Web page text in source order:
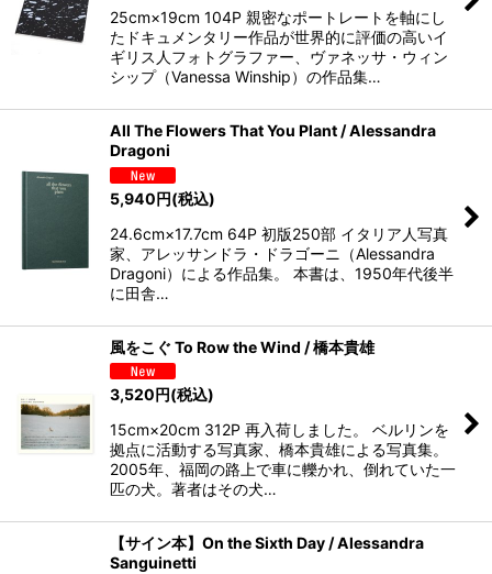
25cm×19cm 104P 親密なポートレートを軸にし
たドキュメンタリー作品が世界的に評価の高いイ
ギリス人フォトグラファー、ヴァネッサ・ウィン
シップ（Vanessa Winship）の作品集…
All The Flowers That You Plant / Alessandra
Dragoni
5,940円(税込)
24.6cm×17.7cm 64P 初版250部 イタリア人写真
家、アレッサンドラ・ドラゴーニ（Alessandra
Dragoni）による作品集。 本書は、1950年代後半
に田舎…
風をこぐ To Row the Wind / 橋本貴雄
3,520円(税込)
15cm×20cm 312P 再入荷しました。 ベルリンを
拠点に活動する写真家、橋本貴雄による写真集。
2005年、福岡の路上で車に轢かれ、倒れていた一
匹の犬。著者はその犬…
【サイン本】On the Sixth Day / Alessandra
Sanguinetti